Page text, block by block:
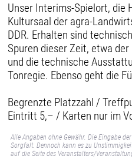
Unser Interims-Spielort, die
Kultursaal der agra-
DDR. Erhalten sind
Spuren dieser Zeit, etwa
und die technische
Tonregie. Ebenso geht die
Begrenzte Platzzahl /
Eintritt 5,– / Karten nur im
Alle Angaben ohne Gewähr. Die Eingabe
Sorgfalt. Dennoch kann es zu
auf die Seite des Veranstalters/